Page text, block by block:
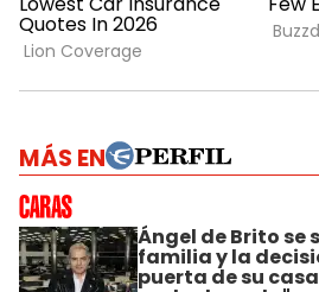
MÁS EN
Ángel de Brito se
familia y la
puerta de su